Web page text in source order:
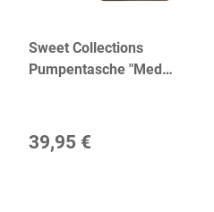
Sweet Collections
Pumpentasche "Med
39,95 €